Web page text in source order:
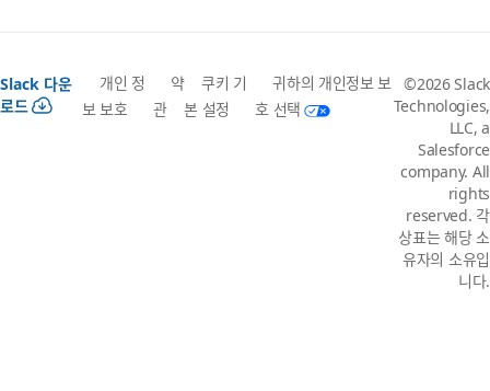
Slack 다운
로드
개인 정
보 보호
약
관
쿠키 기
본 설정
귀하의 개인정보 보
호 선택
©2026 Slack
Technologies,
LLC, a
Salesforce
company. All
rights
reserved. 각
상표는 해당 소
유자의 소유입
니다.